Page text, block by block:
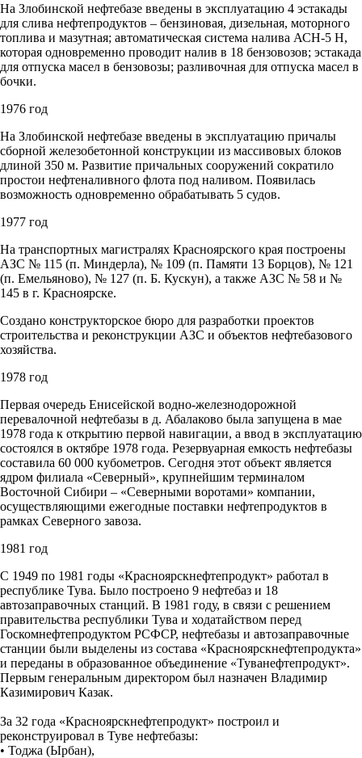
На Злобинской нефтебазе введены в эксплуатацию 4 эстакады
для слива нефтепродуктов – бензиновая, дизельная, моторного
топлива и мазутная; автоматическая система налива АСН-5 Н,
которая одновременно проводит налив в 18 бензовозов; эстакада
для отпуска масел в бензовозы; разливочная для отпуска масел в
бочки.
1976 год
На Злобинской нефтебазе введены в эксплуатацию причалы
сборной железобетонной конструкции из массивовых блоков
длиной 350 м. Развитие причальных сооружений сократило
простои нефтеналивного флота под наливом. Появилась
возможность одновременно обрабатывать 5 судов.
1977 год
На транспортных магистралях Красноярского края построены
АЗС № 115 (п. Миндерла), № 109 (п. Памяти 13 Борцов), № 121
(п. Емельяново), № 127 (п. Б. Кускун), а также АЗС № 58 и №
145 в г. Красноярске.
Создано конструкторское бюро для разработки проектов
строительства и реконструкции АЗС и объектов нефтебазового
хозяйства.
1978 год
Первая очередь Енисейской водно-железнодорожной
перевалочной нефтебазы в д. Абалаково была запущена в мае
1978 года к открытию первой навигации, а ввод в эксплуатацию
состоялся в октябре 1978 года. Резервуарная емкость нефтебазы
составила 60 000 кубометров. Сегодня этот объект является
ядром филиала «Северный», крупнейшим терминалом
Восточной Сибири – «Северными воротами» компании,
осуществляющими ежегодные поставки нефтепродуктов в
рамках Северного завоза.
1981 год
С 1949 по 1981 годы «Красноярскнефтепродукт» работал в
республике Тува. Было построено 9 нефтебаз и 18
автозаправочных станций. В 1981 году, в связи с решением
правительства республики Тува и ходатайством перед
Госкомнефтепродуктом РСФСР, нефтебазы и автозаправочные
станции были выделены из состава «Красноярскнефтепродукта»
и переданы в образованное объединение «Туванефтепродукт».
Первым генеральным директором был назначен Владимир
Казимирович Казак.
За 32 года «Красноярскнефтепродукт» построил и
реконструировал в Туве нефтебазы:
• Тоджа (Ырбан),